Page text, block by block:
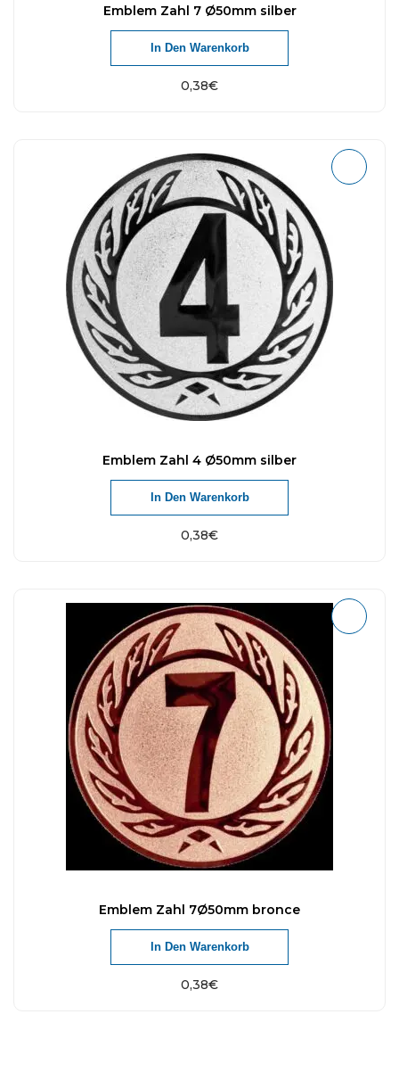
Emblem Zahl 7 Ø50mm silber
0,38€
In Den Warenkorb
Emblem Zahl 4 Ø50mm silber
0,38€
In Den Warenkorb
Emblem Zahl 7Ø50mm bronce
0,38€
In Den Warenkorb